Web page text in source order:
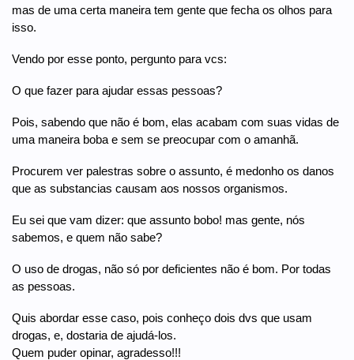
mas de uma certa maneira tem gente que fecha os olhos para
isso.
Vendo por esse ponto, pergunto para vcs:
O que fazer para ajudar essas pessoas?
Pois, sabendo que não é bom, elas acabam com suas vidas de
uma maneira boba e sem se preocupar com o amanhã.
Procurem ver palestras sobre o assunto, é medonho os danos
que as substancias causam aos nossos organismos.
Eu sei que vam dizer: que assunto bobo! mas gente, nós
sabemos, e quem não sabe?
O uso de drogas, não só por deficientes não é bom. Por todas
as pessoas.
Quis abordar esse caso, pois conheço dois dvs que usam
drogas, e, dostaria de ajudá-los.
Quem puder opinar, agradesso!!!